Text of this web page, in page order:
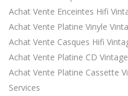
Achat Vente Enceintes Hifi
Achat Vente Platine Vinyle
Achat Vente Casques Hifi
Achat Vente Platine CD
Achat Vente Platine Cassette
Services